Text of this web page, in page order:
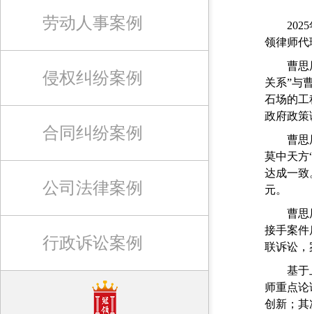
劳动人事案例
侵权纠纷案例
合同纠纷案例
公司法律案例
行政诉讼案例
2025年
领律师代
曹思辰
关系”与
石场的工
政府政策
曹思辰
莫中天方
达成一致
元。
曹思辰
接手案件
联诉讼，
基于上
师重点
创新；其